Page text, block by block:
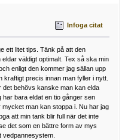
Infoga citat
ett litet tips. Tänk på att den
väldigt optimalt. Tex så ska min
enligt den kommer jag sällan upp
precis innan man fyller i nytt.
det behövs kanske man kan elda
bara eldat en tio gånger sen
man kan stoppa i. Nu har jag
att min tank blir full när det inte
det som en bättre form av mys
vedpannesystem.